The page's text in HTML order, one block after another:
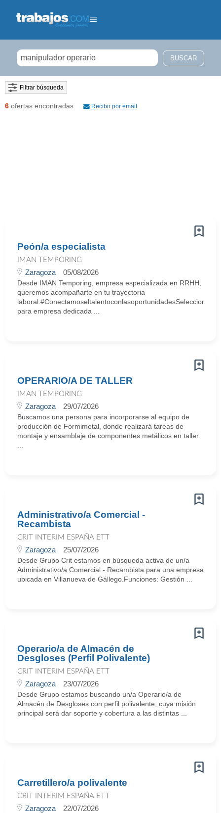
Filtrar búsqueda
6 ofertas encontradas Recibir por email
Peón/a especialista
IMAN TEMPORING
Zaragoza 05/08/2026
Desde IMAN Temporing, empresa especializada en RRHH,
queremos acompañarte en tu trayectoria
para empresa dedicada ...
OPERARIO/A DE TALLER
IMAN TEMPORING
Zaragoza 29/07/2026
Buscamos una persona para incorporarse al equipo de
producción de Formimetal, donde realizará tareas de
montaje y ensamblaje de componentes metálicos en taller.
Administrativo/a Comercial -
Recambista
CRIT INTERIM ESPAÑA ETT
Zaragoza 25/07/2026
Desde Grupo Crit estamos en búsqueda activa de un/a
Administrativo/a Comercial - Recambista para una empresa
ubicada en Villanueva de Gállego.Funciones: Gestión ...
Operario/a de Almacén de
Desgloses (Perfil Polivalente)
CRIT INTERIM ESPAÑA ETT
Zaragoza 23/07/2026
Desde Grupo estamos buscando un/a Operario/a de
Almacén de Desgloses con perfil polivalente, cuya misión
principal será dar soporte y cobertura a las distintas ...
Carretillero/a polivalente
CRIT INTERIM ESPAÑA ETT
Zaragoza 22/07/2026